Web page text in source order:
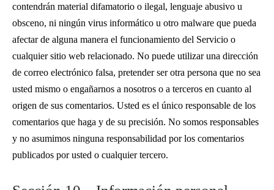
contendrán material difamatorio o ilegal, lenguaje abusivo u
obsceno, ni ningún virus informático u otro malware que pueda
afectar de alguna manera el funcionamiento del Servicio o
cualquier sitio web relacionado. No puede utilizar una dirección
de correo electrónico falsa, pretender ser otra persona que no sea
usted mismo o engañarnos a nosotros o a terceros en cuanto al
origen de sus comentarios. Usted es el único responsable de los
comentarios que haga y de su precisión. No somos responsables
y no asumimos ninguna responsabilidad por los comentarios
publicados por usted o cualquier tercero.